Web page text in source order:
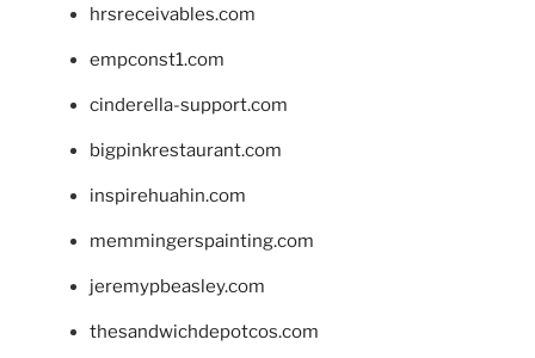
hrsreceivables.com
empconst1.com
cinderella-support.com
bigpinkrestaurant.com
inspirehuahin.com
memmingerspainting.com
jeremypbeasley.com
thesandwichdepotcos.com